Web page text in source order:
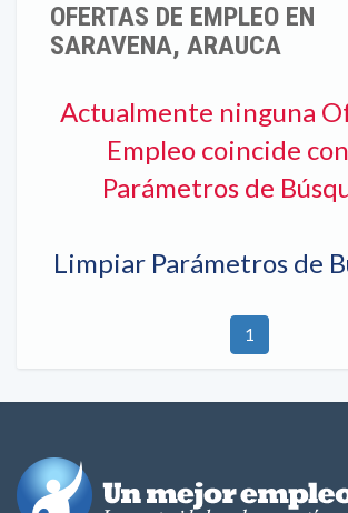
OFERTAS DE EMPLEO EN
SARAVENA, ARAUCA
Actualmente ninguna
Empleo coincide
Parámetros de
Limpiar Parámetros de
1